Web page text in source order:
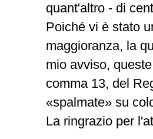
quant'altro - di
Poiché vi è stato
maggioranza, la
mio avviso,
comma 13, del
«spalmate» su
La ringrazio per